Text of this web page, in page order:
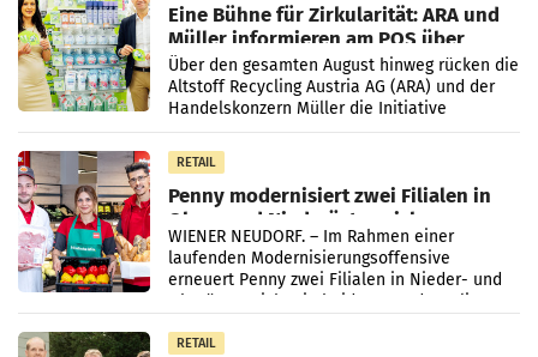
Eine Bühne für Zirkularität: ARA und
Müller informieren am POS über
Kreislauffähigkeit
Über den gesamten August hinweg rücken die
Altstoff Recycling Austria AG (ARA) und der
Handelskonzern Müller die Initiative
„Kreislauf-Helden“ in allen österreichischen
Müller-Filialen
RETAIL
Penny modernisiert zwei Filialen in
Ober- und Niederösterreich
WIENER NEUDORF. – Im Rahmen einer
laufenden Modernisierungsoffensive
erneuert Penny zwei Filialen in Nieder- und
Oberösterreich. Die beiden Standorte liegen
RETAIL